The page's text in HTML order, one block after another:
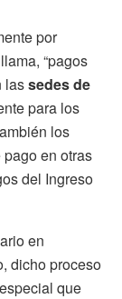
por
“pagos
lassedes de
para los
los
en otras
del Ingreso
en
dicho proceso
que